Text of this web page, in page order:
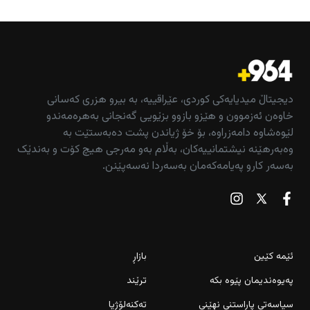
دیجیتاڵ میدیایەکی کوردی، عێراقییە، بە بیرو هزری کەسانی
خاوەن ئەزموون و هێزو بازوو بزێویی گەنجانی بەهرەمەندو
لێوەشاوە دامەزراوە، بۆ خۆ ژیاندن پشت دەبەستێت بە
وەبەرهێنە نیشتمانییەکان، بەڵام بەو مەرجی هیچ کۆت و بەندێک
بەسەر کارو پەیامەکەمان بەسەردا نەسەپێنن.
ئێمە کێین
پەیوەندیمان پێوە بکە
سیاسەتی پاراستنی نهێنی
بازاڕ
ترێند
تەکنەلۆژیا